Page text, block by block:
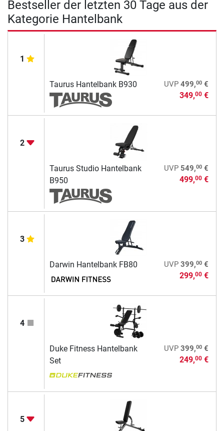
Bestseller der letzten 30 Tage aus der
Kategorie Hantelbank
1
Taurus Hantelbank B930 UVP 499,00€
349,00€
2
Taurus Studio Hantelbank
B950
UVP 549,00€
499,00€
3
Darwin Hantelbank FB80 UVP 399,00€
299,00€
4
Duke Fitness Hantelbank
Set
UVP 399,00€
249,00€
5